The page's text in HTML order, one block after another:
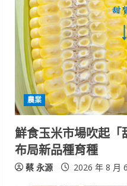
R
e
a
d
i
n
g
農業
鮮食玉米市場吹起
布局新品種育種
蔡 永源 2026 年 8 月